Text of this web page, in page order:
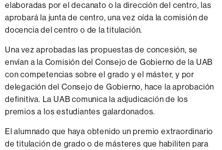
elaboradas por el decanato o la dirección del centro, las
aprobará la junta de centro, una vez oída la comisión de
docencia del centro o de la titulación.
Una vez aprobadas las propuestas de concesión, se
envían a la Comisión del Consejo de Gobierno de la UAB
con competencias sobre el grado y el máster, y por
delegación del Consejo de Gobierno, hace la aprobación
definitiva. La UAB comunica la adjudicación de los
premios a los estudiantes galardonados.
El alumnado que haya obtenido un premio extraordinario
de titulación de grado o de másteres que habiliten para